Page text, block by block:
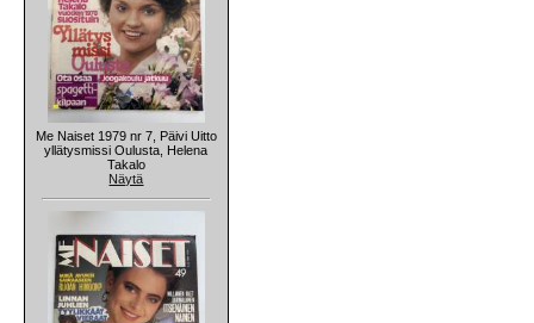
Me Naiset 1979 nr 7, Päivi Uitto
yllätysmissi Oulusta, Helena
Takalo
Näytä